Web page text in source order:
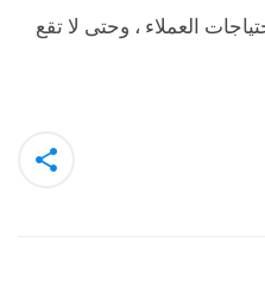
العملاء ، وحتى لا تقع